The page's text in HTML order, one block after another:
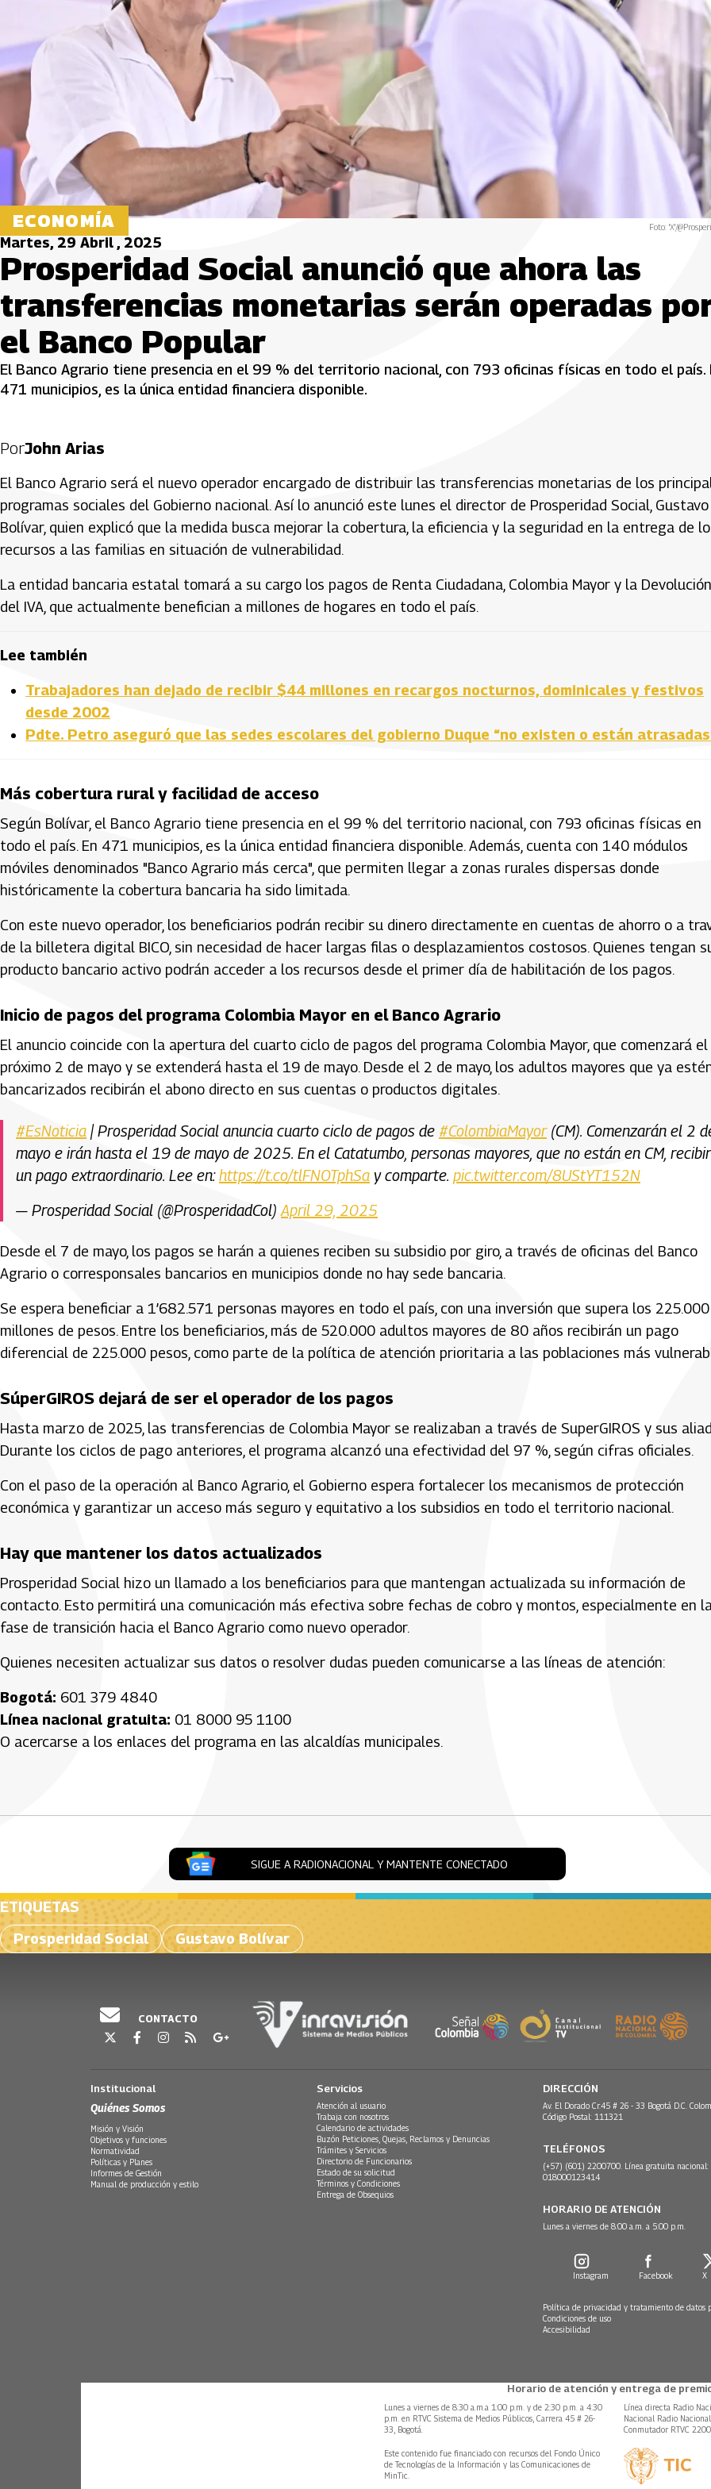
ECONOMÍA Foto: 'X'/
Martes, 29 Abril , 2025
Prosperidad Social anunció que ahora las
transferencias monetarias serán operadas
el Banco Popular
El Banco Agrario tiene presencia en el 99 % del territorio nacional, con 793 oficinas físicas en todo el país.
471 municipios, es la única entidad financiera disponible.
PorJohn Arias
El Banco Agrario será el nuevo operador encargado de distribuir las transferencias monetarias de los
programas sociales del Gobierno nacional. Así lo anunció este lunes el director de Prosperidad Social, Gustavo
Bolívar, quien explicó que la medida busca mejorar la cobertura, la eficiencia y la seguridad en la entrega de
recursos a las familias en situación de vulnerabilidad.
La entidad bancaria estatal tomará a su cargo los pagos de Renta Ciudadana, Colombia Mayor y la Devolución
del IVA, que actualmente benefician a millones de hogares en todo el país.
Lee también
Trabajadores han dejado de recibir $44 millones en recargos nocturnos, dominicales y festivos
desde 2002
Pdte. Petro aseguró que las sedes escolares del gobierno Duque “no existen o están
Más cobertura rural y facilidad de acceso
Según Bolívar, el Banco Agrario tiene presencia en el 99 % del territorio nacional, con 793 oficinas físicas en
todo el país. En 471 municipios, es la única entidad financiera disponible. Además, cuenta con 140 módulos
móviles denominados "Banco Agrario más cerca", que permiten llegar a zonas rurales dispersas donde
históricamente la cobertura bancaria ha sido limitada.
Con este nuevo operador, los beneficiarios podrán recibir su dinero directamente en cuentas de ahorro o a
de la billetera digital BICO, sin necesidad de hacer largas filas o desplazamientos costosos. Quienes tengan
producto bancario activo podrán acceder a los recursos desde el primer día de habilitación de los pagos.
Inicio de pagos del programa Colombia Mayor en el Banco Agrario
El anuncio coincide con la apertura del cuarto ciclo de pagos del programa Colombia Mayor, que comenzará el
próximo 2 de mayo y se extenderá hasta el 19 de mayo. Desde el 2 de mayo, los adultos mayores que ya
bancarizados recibirán el abono directo en sus cuentas o productos digitales.
#EsNoticia | Prosperidad Social anuncia cuarto ciclo de pagos de #ColombiaMayor(CM). Comenzarán el 2
mayo e irán hasta el 19 de mayo de 2025. En el Catatumbo, personas mayores, que no están en CM,
un pago extraordinario. Lee en:https://t.co/tlFNOTphSa y comparte. pic.twitter.com/8UStYT152N
— Prosperidad Social (@ProsperidadCol)April 29, 2025
Desde el 7 de mayo, los pagos se harán a quienes reciben su subsidio por giro, a través de oficinas del Banco
Agrario o corresponsales bancarios en municipios donde no hay sede bancaria.
Se espera beneficiar a 1’682.571 personas mayores en todo el país, con una inversión que supera los 225.000
millones de pesos. Entre los beneficiarios, más de 520.000 adultos mayores de 80 años recibirán un pago
diferencial de 225.000 pesos, como parte de la política de atención prioritaria a las poblaciones más
SúperGIROS dejará de ser el operador de los pagos
Hasta marzo de 2025, las transferencias de Colombia Mayor se realizaban a través de SuperGIROS y sus
Durante los ciclos de pago anteriores, el programa alcanzó una efectividad del 97 %, según cifras oficiales.
Con el paso de la operación al Banco Agrario, el Gobierno espera fortalecer los mecanismos de protección
económica y garantizar un acceso más seguro y equitativo a los subsidios en todo el territorio nacional.
Hay que mantener los datos actualizados
Prosperidad Social hizo un llamado a los beneficiarios para que mantengan actualizada su información de
contacto. Esto permitirá una comunicación más efectiva sobre fechas de cobro y montos, especialmente en
fase de transición hacia el Banco Agrario como nuevo operador.
Quienes necesiten actualizar sus datos o resolver dudas pueden comunicarse a las líneas de atención:
Bogotá: 601 379 4840
Línea nacional gratuita: 01 8000 95 1100
O acercarse a los enlaces del programa en las alcaldías municipales.
SIGUE A RADIONACIONAL Y MANTENTE CONECTADO
ETIQUETAS
Prosperidad Social
Gustavo Bolívar
CONTACTO
Institucional
Quiénes Somos
Misión y Visión
Objetivos y funciones
Normatividad
Políticas y Planes
Informes de Gestión
Manual de producción y estilo
Servicios
Atención al usuario
Trabaja con nosotros
Calendario de actividades
Buzón Peticiones, Quejas, Reclamos y Denuncias
Trámites y Servicios
Directorio de Funcionarios
Estado de su solicitud
Términos y Condiciones
Entrega de Obsequios
DIRECCIÓN
Av. El Dorado Cr.45 # 26 - 33 Bogotá D.C.
Código Postal: 111321
TELÉFONOS
(+57) (601) 2200700. Línea gratuita nacional:
018000123414
HORARIO DE ATENCIÓN
Lunes a viernes de 8:00 a.m. a 5:00 p.m.
Instagram Facebook X
Política de privacidad y tratamiento de datos
Condiciones de uso
Accesibilidad
Horario de atención y entrega de
Lunes a viernes de 8:30 a.m.a 1:00 p.m. y de 2:30 p.m. a 4:30
p.m. en RTVC Sistema de Medios Públicos, Carrera 45 # 26-
33, Bogotá.
Línea directa Radio
Nacional Radio
Conmutador RTVC
Este contenido fue financiado con recursos del Fondo Único
de Tecnologías de la Información y las Comunicaciones de
MinTic.